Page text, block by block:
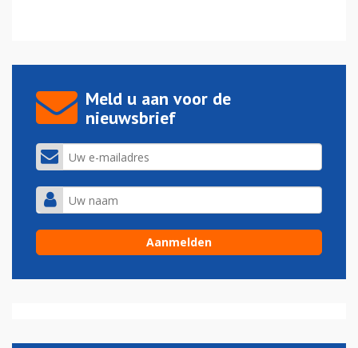
Meld u aan voor de
nieuwsbrief